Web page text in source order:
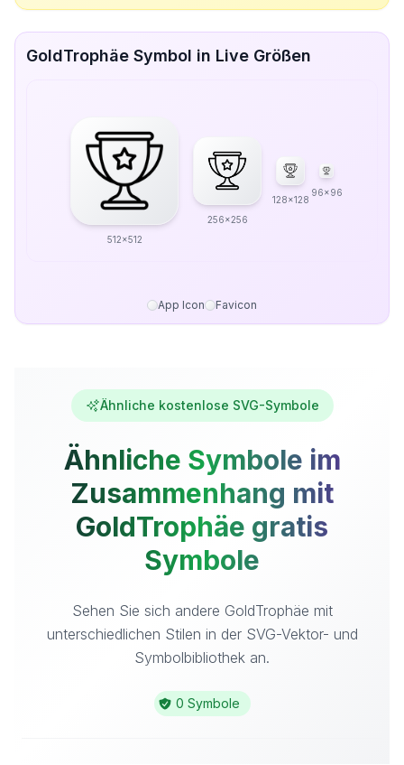
GoldTrophäe Symbol in Live Größen
512x512
256x256
128x128
96x96
App Icon Favicon
Ähnliche kostenlose SVG-Symbole
Ähnliche Symbole im
Zusammenhang mit
GoldTrophäe gratis
Symbole
Sehen Sie sich andere GoldTrophäe mit
unterschiedlichen Stilen in der SVG-Vektor- und
Symbolbibliothek an.
0 Symbole